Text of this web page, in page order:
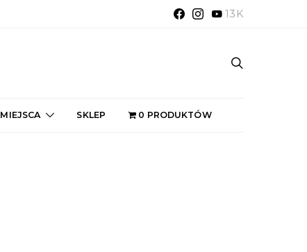
13K
MIEJSCA SKLEP 0 PRODUKTÓW